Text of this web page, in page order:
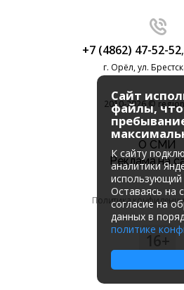
+7 (4862) 47-52-52,
г. Орёл, ул.
2010-2026 ©
О СМИ
Реклама на
Политика
16+
Сайт
файлы,
К cайту
аналитики
Оставаясь на
согласие на
данных в
политике